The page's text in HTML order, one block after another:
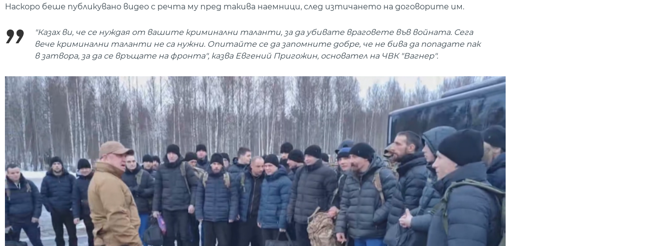
Наскоро беше публикувано видео с речта му пред такива наемници, след изтичането на договорите им.
"Казах ви, че се нуждая от вашите криминални таланти, за да убивате враговете във войната. Сега
вече криминални таланти не са нужни. Опитайте се да запомните добре, че не бива да попадате пак
в затвора, за да се връщате на фронта", казва Евгений Пригожин, основател на ЧВК "Вагнер".